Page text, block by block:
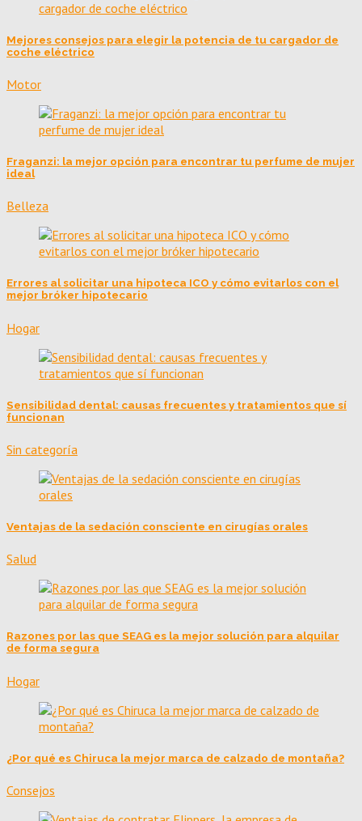
Mejores consejos para elegir la potencia de tu cargador de
coche eléctrico
Motor
Fraganzi: la mejor opción para encontrar tu perfume de mujer
ideal
Belleza
Errores al solicitar una hipoteca ICO y cómo evitarlos con el
mejor bróker hipotecario
Hogar
Sensibilidad dental: causas frecuentes y tratamientos que sí
funcionan
Sin categoría
Ventajas de la sedación consciente en cirugías orales
Salud
Razones por las que SEAG es la mejor solución para alquilar
de forma segura
Hogar
¿Por qué es Chiruca la mejor marca de calzado de montaña?
Consejos